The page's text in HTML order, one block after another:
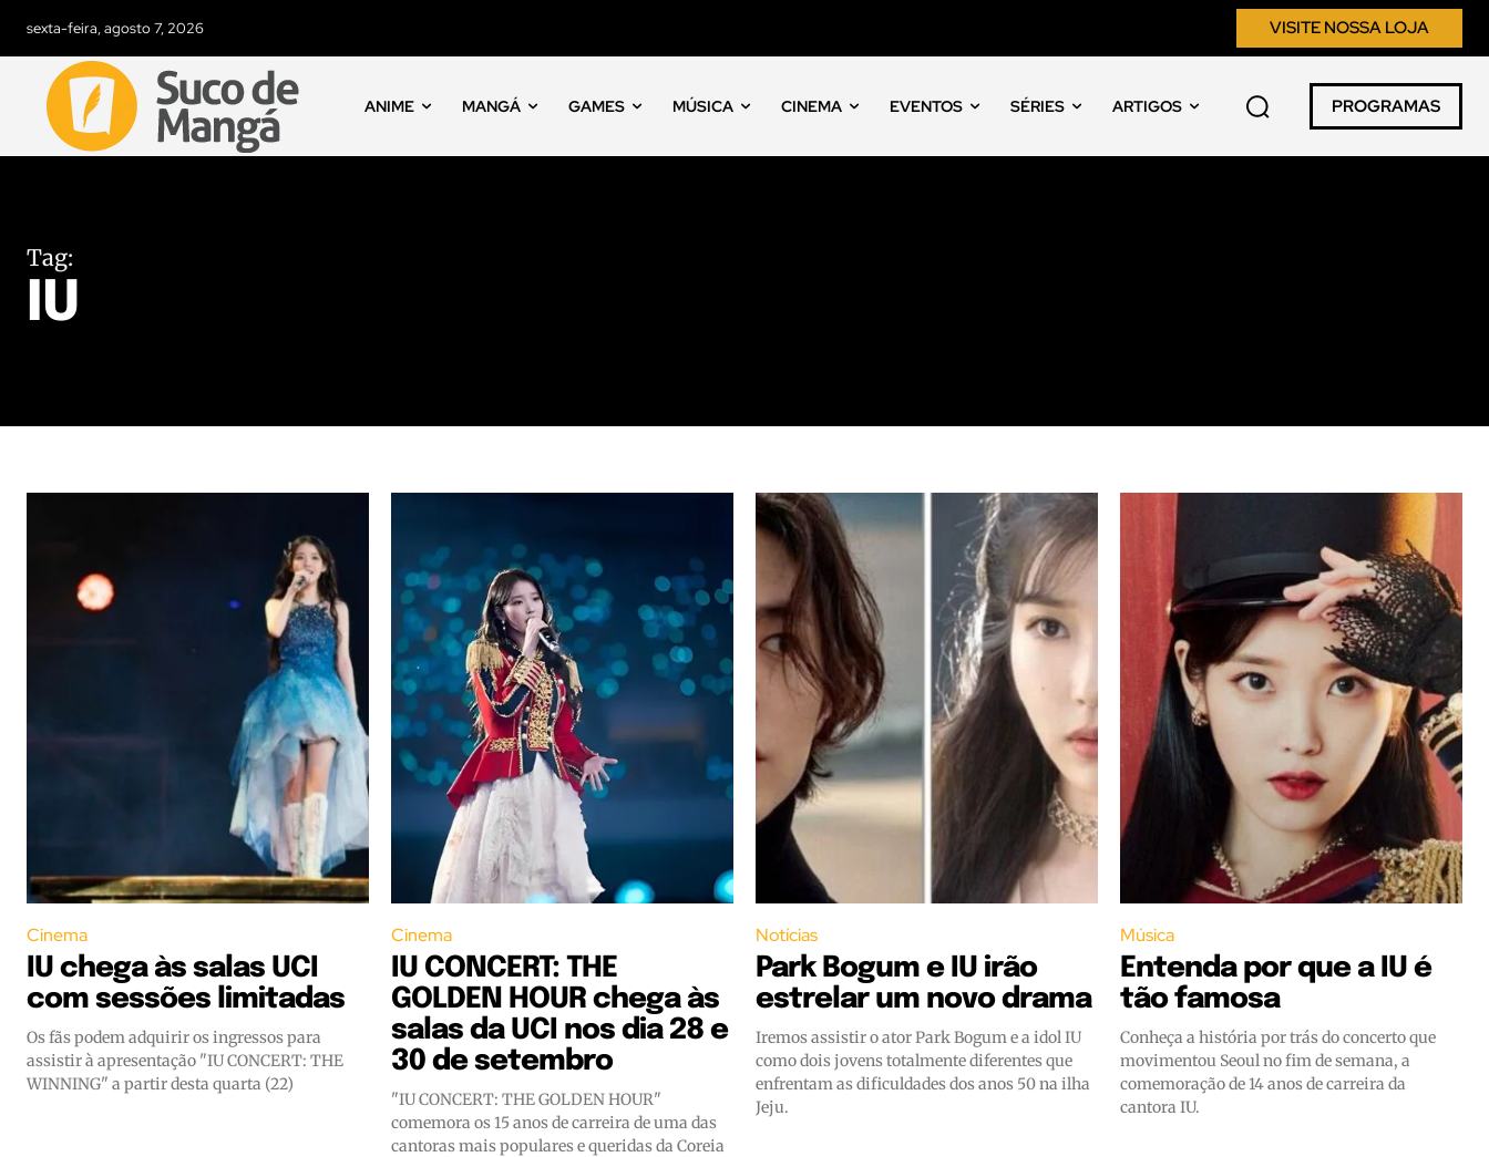
sexta-feira, agosto 7, 2026 VISITE NOSSA LOJA
ANIME MANGÁ GAMES MÚSICA CINEMA EVENTOS SÉRIES ARTIGOS PROGRAMAS
Tag:
IU
Cinema
IU chega às salas UCI
com sessões limitadas
Os fãs podem adquirir os ingressos para
assistir à apresentação "IU CONCERT: THE
WINNING" a partir desta quarta (22)
Cinema
IU CONCERT: THE
GOLDEN HOUR chega às
salas da UCI nos dia 28 e
30 de setembro
"IU CONCERT: THE GOLDEN HOUR"
comemora os 15 anos de carreira de uma das
cantoras mais populares e queridas da Coreia
Notícias
Park Bogum e IU irão
estrelar um novo drama
Iremos assistir o ator Park Bogum e a idol IU
como dois jovens totalmente diferentes que
enfrentam as dificuldades dos anos 50 na ilha
Jeju.
Música
Entenda por que a IU é
tão famosa
Conheça a história por trás do concerto que
movimentou Seoul no fim de semana, a
comemoração de 14 anos de carreira da
cantora IU.